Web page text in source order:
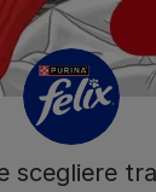
scegliere